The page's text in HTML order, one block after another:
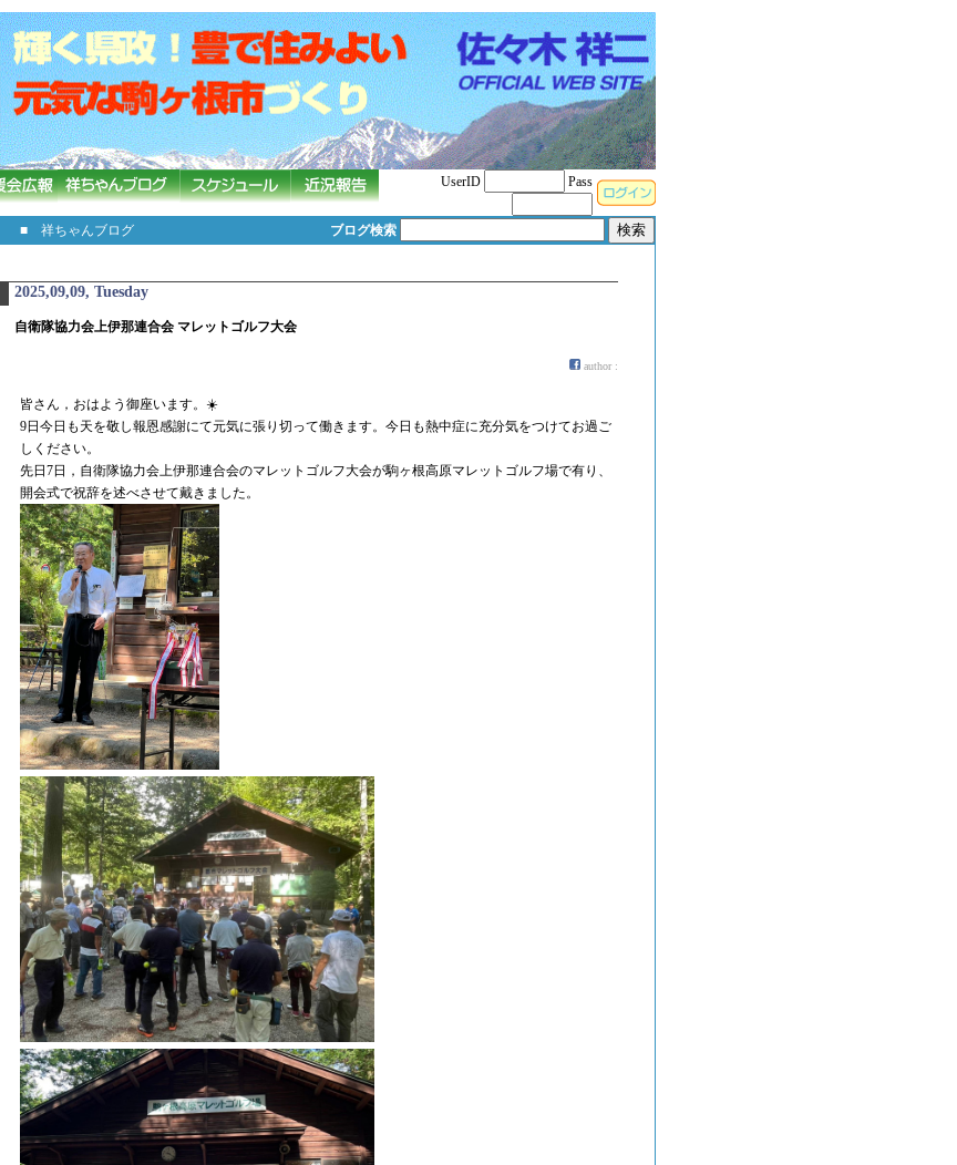
UserID Pass
■ 祥ちゃんブログ ブログ検索
2025,09,09, Tuesday
自衛隊協力会上伊那連合会 マレットゴルフ大会
author :
皆さん，おはよう御座います。☀️
9日今日も天を敬し報恩感謝にて元気に張り切って働きます。今日も熱中症に充分気をつけてお過ご
しください。
先日7日，自衛隊協力会上伊那連合会のマレットゴルフ大会が駒ヶ根高原マレットゴルフ場で有り、
開会式で祝辞を述べさせて戴きました。